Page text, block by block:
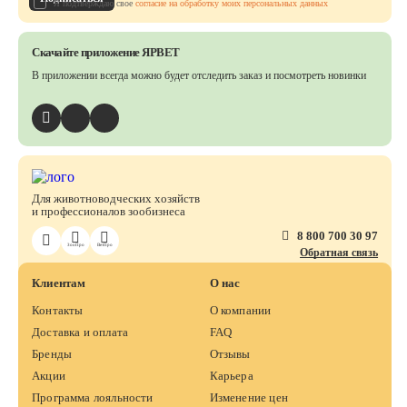
ЗооПро ВетПро
Для животноводческих хозяйств
и профессионалов зообизнеса
8 800 700 30 97
Обратная связь
Клиентам
Контакты
Доставка и оплата
Бренды
Акции
Программа лояльности
О нас
О компании
FAQ
Отзывы
Карьера
Изменение цен
Я подтверждаю свое согласие на обработку моих персональных данных
Скачайте приложение ЯРВЕТ
В приложении всегда можно будет отследить заказ и посмотреть новинки